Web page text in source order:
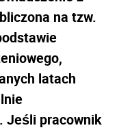
na tzw.
latach
Jeśli pracownik